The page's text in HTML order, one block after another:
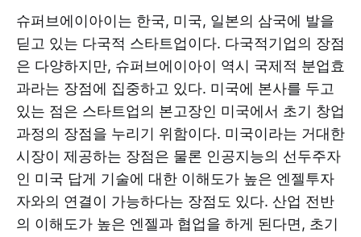
슈퍼브에이아이는 한국, 미국, 일본의 삼국에 발을
딛고 있는 다국적 스타트업이다. 다국적기업의 장점
은 다양하지만, 슈퍼브에이아이 역시 국제적 분업효
과라는 장점에 집중하고 있다. 미국에 본사를 두고
있는 점은 스타트업의 본고장인 미국에서 초기 창업
과정의 장점을 누리기 위함이다. 미국이라는 거대한
시장이 제공하는 장점은 물론 인공지능의 선두주자
인 미국 답게 기술에 대한 이해도가 높은 엔젤투자
자와의 연결이 가능하다는 장점도 있다. 산업 전반
의 이해도가 높은 엔젤과 협업을 하게 된다면, 초기